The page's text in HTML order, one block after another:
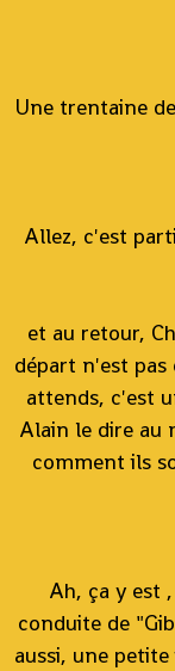
Une trentaine
Allez, c'est
et au retour,
départ n'est pas
attends, c'est
Alain le dire au
comment ils
Ah, ça y est
conduite de
aussi, une